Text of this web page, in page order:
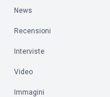
News
Recensioni
Interviste
Video
Immagini